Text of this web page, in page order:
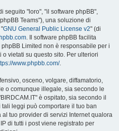
seguito "loro", "il software phpBB",
Teams"), una soluzione di
GNU General Public License v2" (di
. Il software phpBB facilita
Limited non è responsabile per i
vietati su questo sito. Per ulteriori
www.phpbb.com/.
osceno, volgare, diffamatorio,
o comunque illegale, sia secondo le
è ospitato, sia secondo il
leggi può comportare il tuo ban
tuo provider di servizi Internet qualora
di tutti i post viene registrato per